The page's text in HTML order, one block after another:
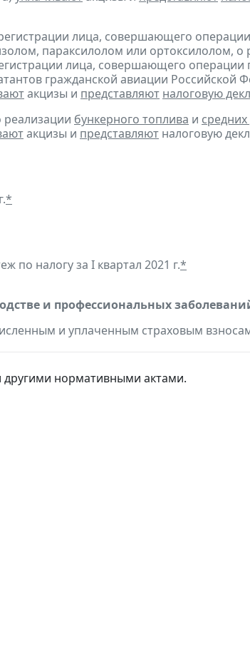
лица, совершающего
параксилолом или ортоксилолом, о
лица, совершающего операции
гражданской авиации
акцизы и представляют налоговую
бункерного топлива и
акцизы и представляют налоговую
*
по налогу за I квартал 2021 г.*
и профессиональных
и уплаченным страховым
нормативными актами.